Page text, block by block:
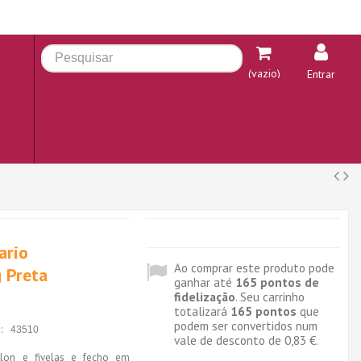
(vazio) Entrar
Preta
43510
e fivelas e fecho em
Ao comprar este produto pode
ganhar até 165 pontos de
fidelização. Seu carrinho
totalizará 165 pontos que
podem ser convertidos num
vale de desconto de 0,83 €.